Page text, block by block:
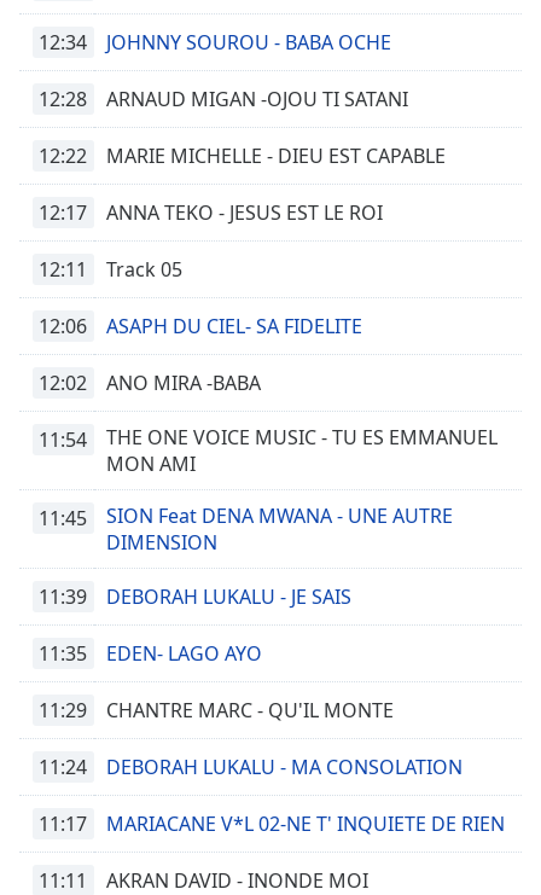
12:34 JOHNNY SOUROU - BABA OCHE
12:28 ARNAUD MIGAN -OJOU TI SATANI
12:22 MARIE MICHELLE - DIEU EST CAPABLE
12:17 ANNA TEKO - JESUS EST LE ROI
12:11 Track 05
12:06 ASAPH DU CIEL- SA FIDELITE
12:02 ANO MIRA -BABA
11:54
THE ONE VOICE MUSIC - TU ES EMMANUEL
MON AMI
11:45
SION Feat DENA MWANA - UNE AUTRE
DIMENSION
11:39 DEBORAH LUKALU - JE SAIS
11:35 EDEN- LAGO AYO
11:29 CHANTRE MARC - QU'IL MONTE
11:24 DEBORAH LUKALU - MA CONSOLATION
11:17 MARIACANE V*L 02-NE T' INQUIETE DE RIEN
11:11 AKRAN DAVID - INONDE MOI